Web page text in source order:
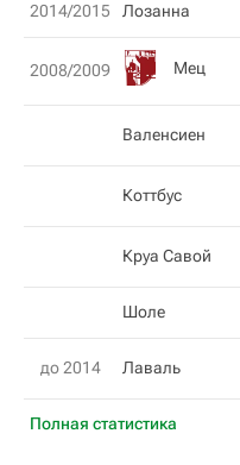
Полная статистика
2014/2015 Лозанна
2008/2009 Мец
Валенсиен
Коттбус
Круа Савой
Шоле
до 2014 Лаваль